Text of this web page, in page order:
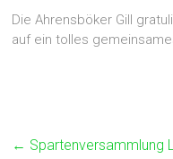
Die Ahrensböker Gill
auf ein tolles
← Spartenversammlung